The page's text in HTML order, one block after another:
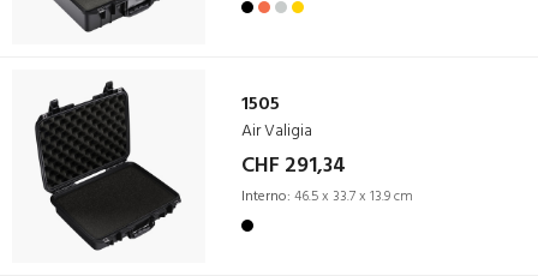
1505
Air Valigia
CHF 291,34
Interno: 46.5 x 33.7 x 13.9 cm